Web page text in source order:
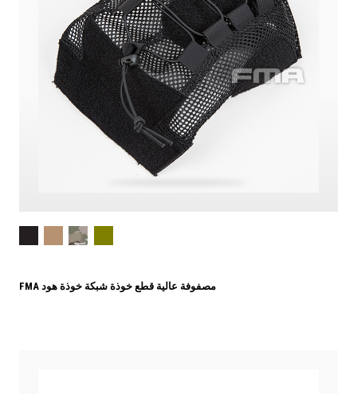
FMA مصفوفة عالية قطع خوذة شبكة خوذة هود